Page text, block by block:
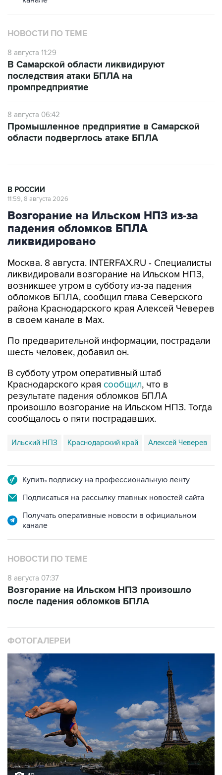
НОВОСТИ ПО ТЕМЕ
8 августа 11:29
В Самарской области ликвидируют
последствия атаки БПЛА на
промпредприятие
8 августа 06:42
Промышленное предприятие в Самарской
области подверглось атаке БПЛА
В РОССИИ
11:59, 8 августа 2026
Возгорание на Ильском НПЗ из-за
падения обломков БПЛА
ликвидировано
Москва. 8 августа. INTERFAX.RU - Специалисты
ликвидировали возгорание на Ильском НПЗ,
возникшее утром в субботу из-за падения
обломков БПЛА, сообщил глава Северского
района Краснодарского края Алексей Чеверев
в своем канале в Max.
По предварительной информации, пострадали
шесть человек, добавил он.
В субботу утром оперативный штаб
Краснодарского края сообщил, что в
результате падения обломков БПЛА
произошло возгорание на Ильском НПЗ. Тогда
сообщалось о пяти пострадавших.
Ильский НПЗ Краснодарский край Алексей Чеверев
Купить подписку на профессиональную ленту
Подписаться на рассылку главных новостей сайта
Получать оперативные новости в официальном
канале
НОВОСТИ ПО ТЕМЕ
8 августа 07:37
Возгорание на Ильском НПЗ произошло
после падения обломков БПЛА
ФОТОГАЛЕРЕИ